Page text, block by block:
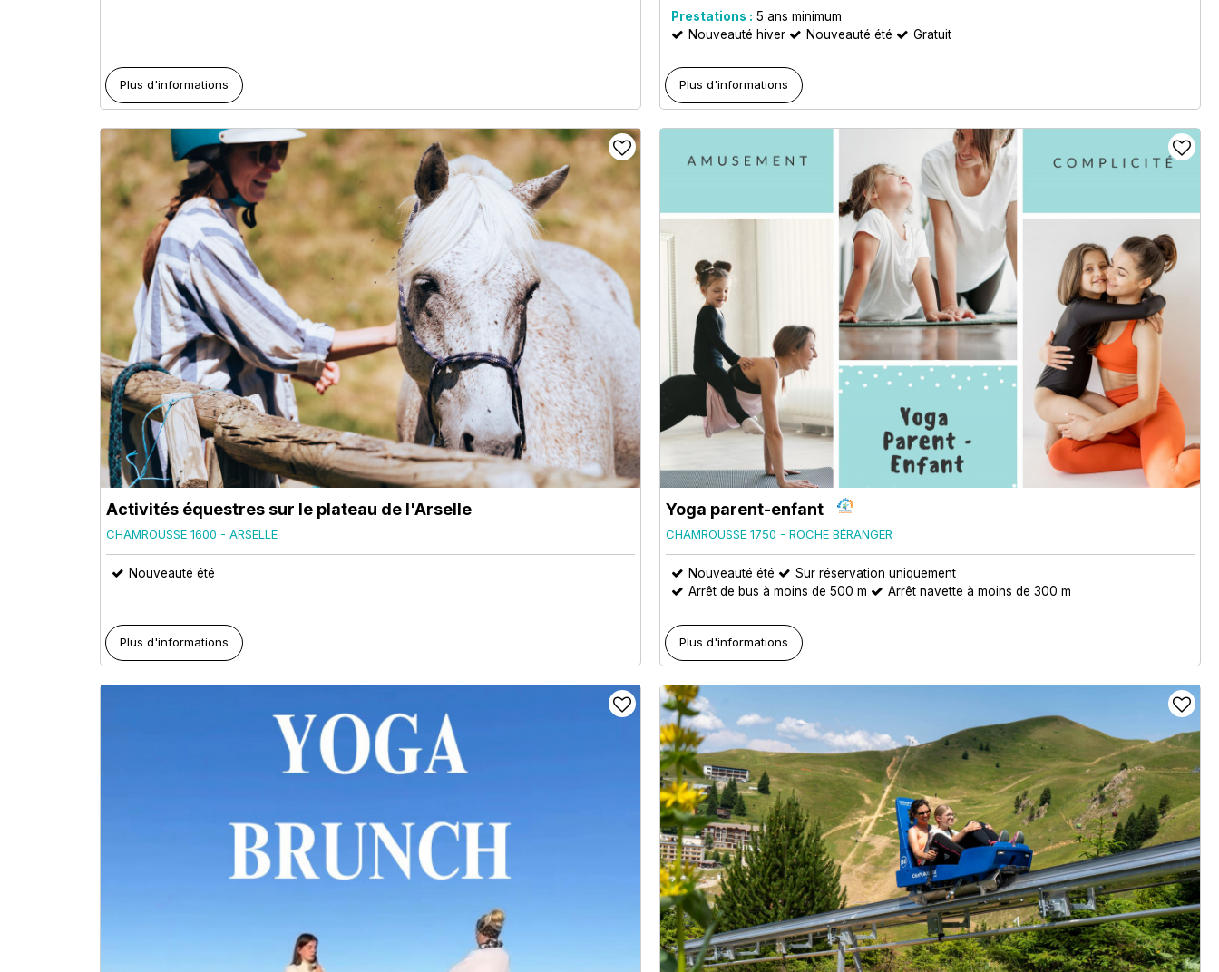
Plus d'informations
Prestations : 5 ans minimum
Nouveauté hiver
Nouveauté été Gratuit
Plus d'informations
Activités équestres sur le plateau de l'Arselle
CHAMROUSSE 1600 - ARSELLE
Nouveauté été
Plus d'informations
Yoga parent-enfant
CHAMROUSSE 1750 - ROCHE BÉRANGER
Nouveauté été
Sur réservation uniquement
Arrêt de bus à moins de 500 m
Arrêt navette à moins de 300 m
Plus d'informations